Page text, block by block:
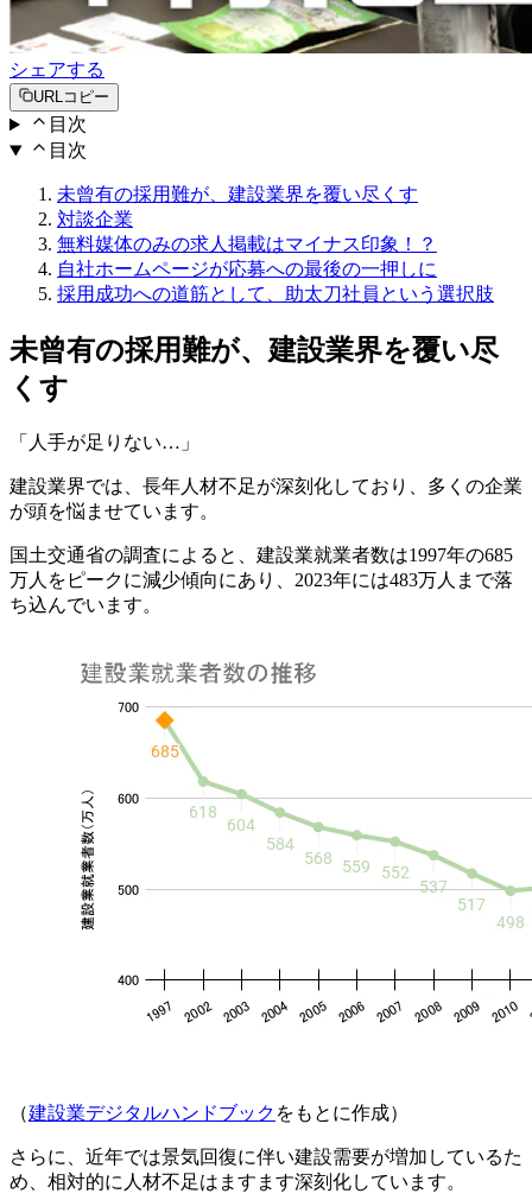
シェアする
URLコピー
目次
目次
未曾有の採用難が、建設業界を覆い尽くす
対談企業
無料媒体のみの求人掲載はマイナス印象！？
自社ホームページが応募への最後の一押しに
採用成功への道筋として、助太刀社員という選択肢
未曾有の採用難が、建設業界を覆い尽
くす
「人手が足りない…」
建設業界では、長年人材不足が深刻化しており、多くの企業
が頭を悩ませています。
国土交通省の調査によると、建設業就業者数は1997年の685
万人をピークに減少傾向にあり、2023年には483万人まで落
ち込んでいます。
（建設業デジタルハンドブック をもとに作成）
さらに、近年では景気回復に伴い建設需要が増加しているた
め、相対的に人材不足はますます深刻化しています。